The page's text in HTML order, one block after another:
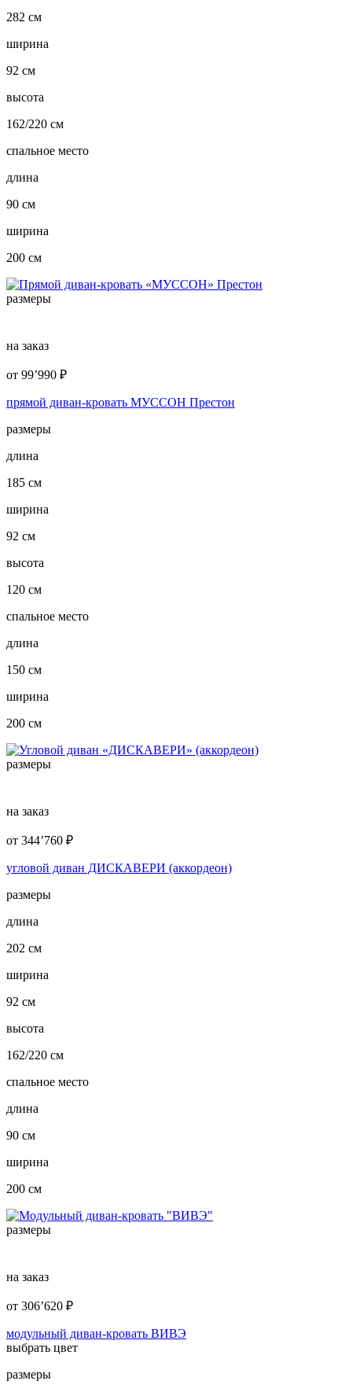
282 см
ширина
92 см
высота
162/220 см
спальное место
длина
90 см
ширина
200 см
размеры
на заказ
от 99’990 ₽
прямой диван-кровать МУССОН Престон
размеры
длина
185 см
ширина
92 см
высота
120 см
спальное место
длина
150 см
ширина
200 см
размеры
на заказ
от 344’760 ₽
угловой диван ДИСКАВЕРИ (аккордеон)
размеры
длина
202 см
ширина
92 см
высота
162/220 см
спальное место
длина
90 см
ширина
200 см
размеры
на заказ
от 306’620 ₽
модульный диван-кровать ВИВЭ
выбрать цвет
размеры